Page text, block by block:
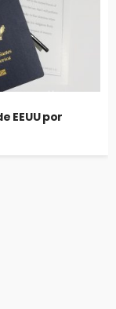
EEUU por